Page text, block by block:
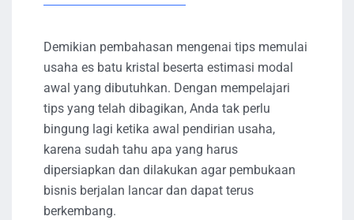
Demikian pembahasan mengenai tips memulai
usaha es batu kristal beserta estimasi modal
awal yang dibutuhkan. Dengan mempelajari
tips yang telah dibagikan, Anda tak perlu
bingung lagi ketika awal pendirian usaha,
karena sudah tahu apa yang harus
dipersiapkan dan dilakukan agar pembukaan
bisnis berjalan lancar dan dapat terus
berkembang.